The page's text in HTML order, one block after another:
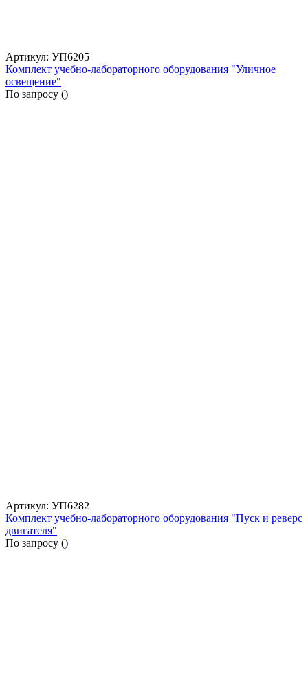
Артикул: УП6205
Комплект учебно-лабораторного оборудования "Уличное
освещение"
По запросу ()
Артикул: УП6282
Комплект учебно-лабораторного оборудования "Пуск и реверс
двигателя"
По запросу ()